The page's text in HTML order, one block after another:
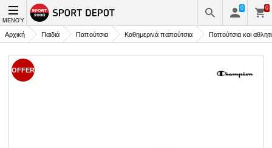
ΜΕΝΟΎ
0 0
Αρχική Παιδιά Παπούτσια Καθημερινά παπούτσια Παπούτσια και
OFFER